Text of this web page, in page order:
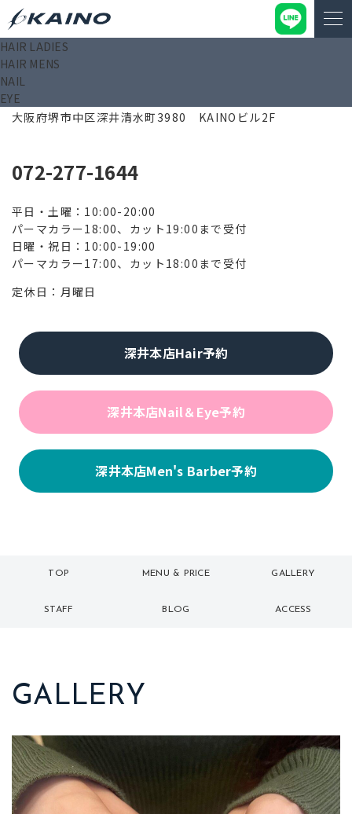
HAIR LADIES
HAIR MENS
NAIL
EYE599-8273
大阪府堺市中区深井清水町3980 KAINOビル2F
072-277-1644
平日・土曜：10:00-20:00
パーマカラー18:00、カット19:00まで受付
日曜・祝日：10:00-19:00
パーマカラー17:00、カット18:00まで受付
定休日：月曜日
深井本店Hair予約
深井本店Nail＆Eye予約
深井本店Men's Barber予約
TOP
トップ
MENU & PRICE
メニュー
GALLERY
ギャラリー
STAFF BLOG ACCESS
GALLERY